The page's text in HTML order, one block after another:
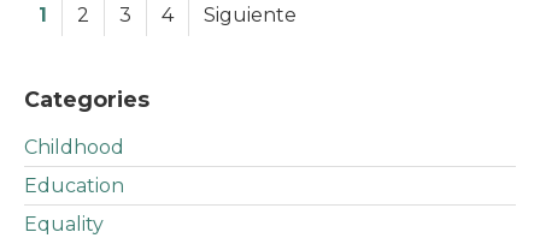
1 2 3 4 Siguiente
Categories
Childhood
Education
Equality